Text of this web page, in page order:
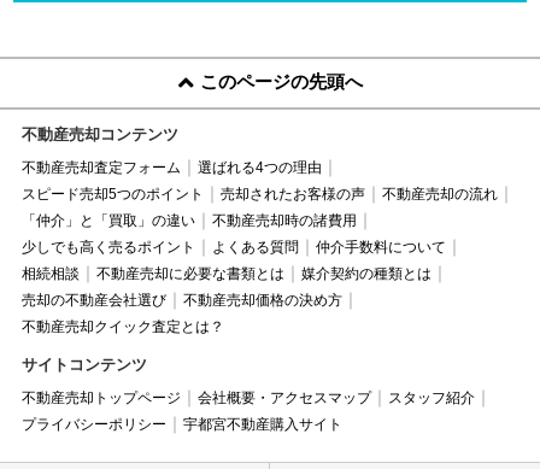
このページの先頭へ
不動産売却コンテンツ
不動産売却査定フォーム
選ばれる4つの理由
スピード売却5つのポイント
売却されたお客様の声
不動産売却の流れ
「仲介」と「買取」の違い
不動産売却時の諸費用
少しでも高く売るポイント
よくある質問
仲介手数料について
相続相談
不動産売却に必要な書類とは
媒介契約の種類とは
売却の不動産会社選び
不動産売却価格の決め方
不動産売却クイック査定とは？
サイトコンテンツ
不動産売却トップページ 会社概要・アクセスマップ
スタッフ紹介
プライバシーポリシー
宇都宮不動産購入サイト